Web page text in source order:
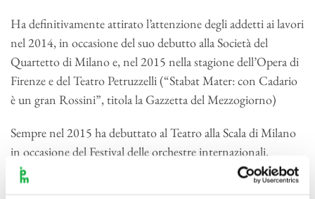
Ha definitivamente attirato l’attenzione degli addetti ai lavori
nel 2014, in occasione del suo debutto alla Società del
Quartetto di Milano e, nel 2015 nella stagione dell’Opera di
Firenze e del Teatro Petruzzelli (“Stabat Mater: con Cadario
è un gran Rossini”, titola la Gazzetta del Mezzogiorno)
Sempre nel 2015 ha debuttato al Teatro alla Scala di Milano
in occasione del Festival delle orchestre internazionali.
Ha diretto nel 2016 la City Chamber Orchestra di Hong